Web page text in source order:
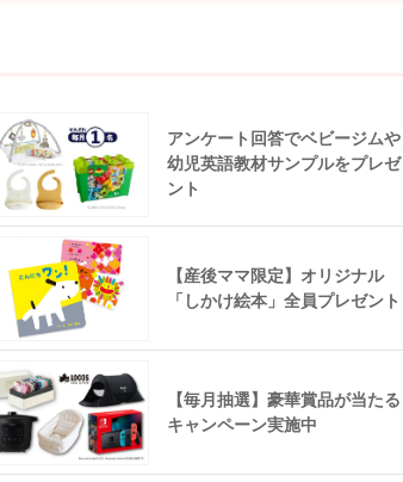
アンケート回答でベビージムや
幼児英語教材サンプルをプレゼ
ント
【産後ママ限定】オリジナル
「しかけ絵本」全員プレゼント
【毎月抽選】豪華賞品が当たる
キャンペーン実施中